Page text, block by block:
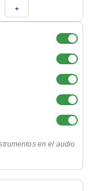
+
en el audio